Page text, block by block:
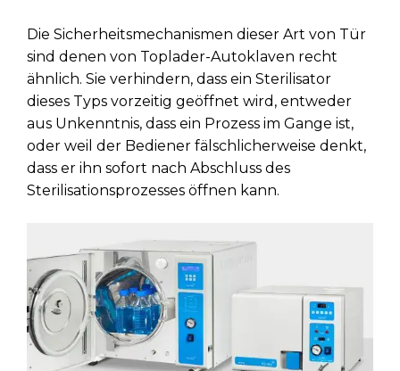
Die Sicherheitsmechanismen dieser Art von Tür
sind denen von Toplader-Autoklaven recht
ähnlich. Sie verhindern, dass ein Sterilisator
dieses Typs vorzeitig geöffnet wird, entweder
aus Unkenntnis, dass ein Prozess im Gange ist,
oder weil der Bediener fälschlicherweise denkt,
dass er ihn sofort nach Abschluss des
Sterilisationsprozesses öffnen kann.